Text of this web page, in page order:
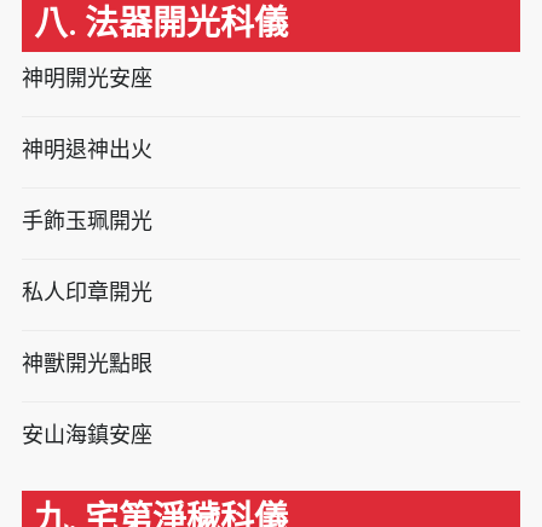
八. 法器開光科儀
神明開光安座
神明退神出火
手飾玉珮開光
私人印章開光
神獸開光點眼
安山海鎮安座